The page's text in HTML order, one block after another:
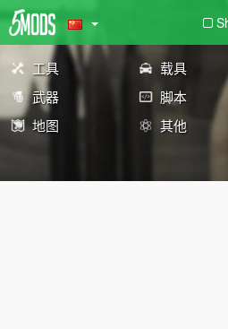
工具 载具
武器
脚本
地图
其他